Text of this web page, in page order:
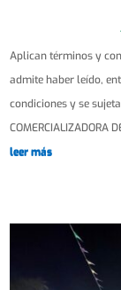
Aplican términos y
admite haber leído,
condiciones y se
COMERCIALIZADORA
leer más